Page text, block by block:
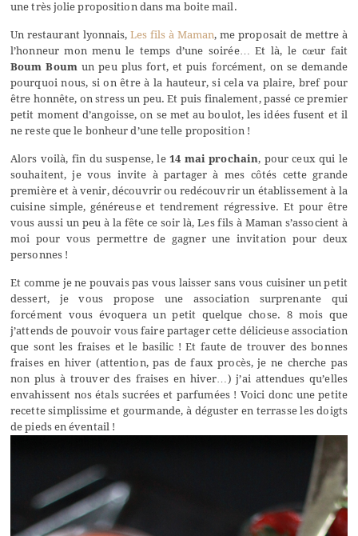
une très jolie proposition dans ma boite mail.
Un restaurant lyonnais,Les fils à Maman, me proposait de mettre à
l’honneur mon menu le temps d’une soirée… Et là, le cœur fait
Boum Boumun peu plus fort, et puis forcément, on se demande
pourquoi nous, si on être à la hauteur, si cela va plaire, bref pour
être honnête, on stress un peu. Et puis finalement, passé ce premier
petit moment d’angoisse, on se met au boulot, les idées fusent et il
ne reste que le bonheur d’une telle proposition !
Alors voilà, fin du suspense, le 14 mai prochain, pour ceux qui le
souhaitent, je vous invite à partager à mes côtés cette grande
première et à venir, découvrir ou redécouvrir un établissement à la
cuisine simple, généreuse et tendrement régressive. Et pour être
vous aussi un peu à la fête ce soir là, Les fils à Maman s’associent à
moi pour vous permettre de gagner une invitation pour deux
personnes !
Et comme je ne pouvais pas vous laisser sans vous cuisiner un petit
dessert, je vous propose une association surprenante qui
forcément vous évoquera un petit quelque chose. 8 mois que
j’attends de pouvoir vous faire partager cette délicieuse association
que sont les fraises et le basilic ! Et faute de trouver des bonnes
fraises en hiver (attention, pas de faux procès, je ne cherche pas
non plus à trouver des fraises en hiver…) j’ai attendues qu’elles
envahissent nos étals sucrées et parfumées ! Voici donc une petite
recette simplissime et gourmande, à déguster en terrasse les doigts
de pieds en éventail !